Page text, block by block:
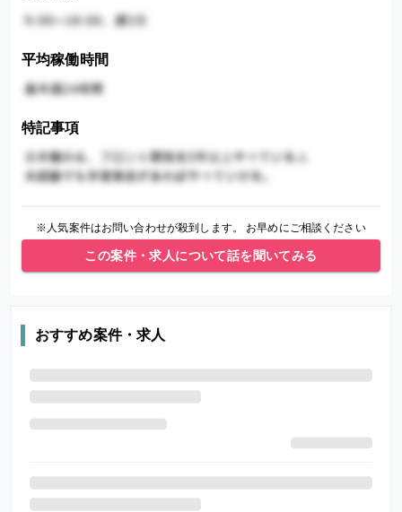
平均稼働時間
特記事項
※人気案件はお問い合わせが殺到します。 お早めにご相談ください
この案件・求人について話を聞いてみる
おすすめ案件・求人